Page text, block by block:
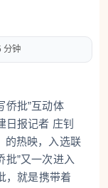
分钟
侨批”互动体
日报记者 庄钊
的热映，入选联
批”又一次进入
，就是携带着